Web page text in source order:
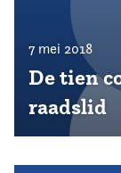
7 mei 2018
De tien
raadslid